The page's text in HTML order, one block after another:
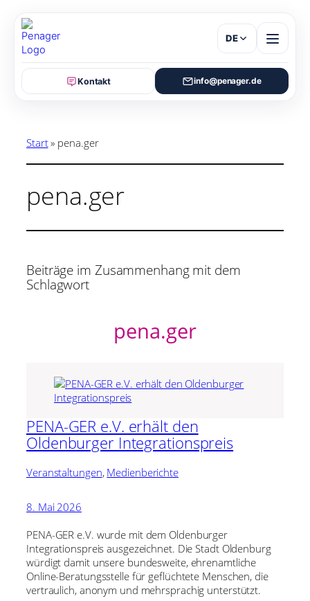
Inhalt
springen
Kontakt info@penager.de
DE
Start» pena.ger
pena.ger
Beiträge im Zusammenhang mit dem
Schlagwort
pena.ger
PENA-GER e.V. erhält den
Oldenburger Integrationspreis
Veranstaltungen, Medienberichte
8. Mai 2026
PENA-GER e.V. wurde mit dem Oldenburger
Integrationspreis ausgezeichnet. Die Stadt Oldenburg
würdigt damit unsere bundesweite, ehrenamtliche
Online-Beratungsstelle für geflüchtete Menschen, die
vertraulich, anonym und mehrsprachig unterstützt.